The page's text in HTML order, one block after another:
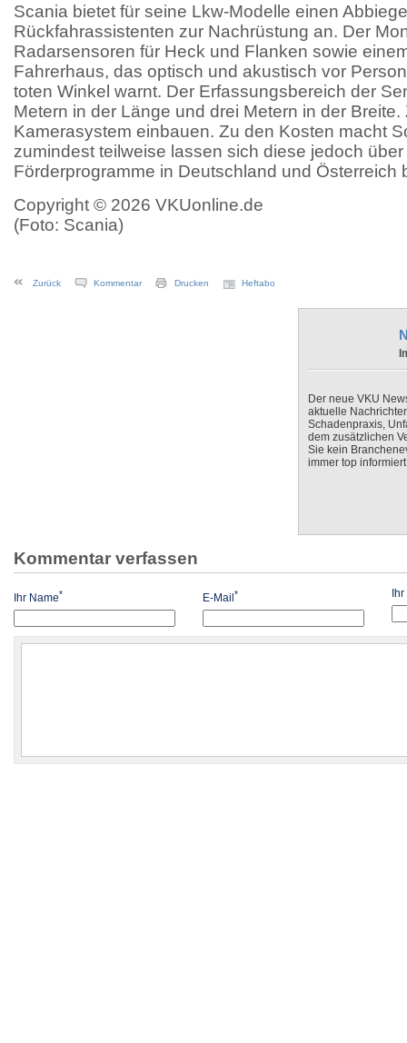
Scania bietet für seine Lkw-Modelle einen
Rückfahrassistenten zur Nachrüstung an. Der
Radarsensoren für Heck und Flanken sowie
Fahrerhaus, das optisch und akustisch vor
toten Winkel warnt. Der Erfassungsbereich der
Metern in der Länge und drei Metern in der
Kamerasystem einbauen. Zu den Kosten macht
zumindest teilweise lassen sich diese jedoch
Förderprogramme in Deutschland und Österreich
Copyright © 2026 VKUonline.de
(Foto: Scania)
Zurück Kommentar Drucken Heftabo
Der neue VKU
aktuelle
Schadenpraxis,
dem zusätzlichen
Sie kein
immer top
Kommentar verfassen
Ihr Name* E-Mail* Ihr